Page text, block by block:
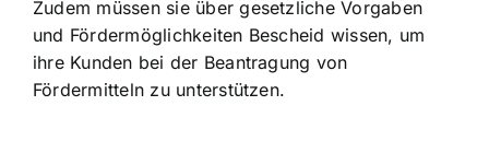
Zudem müssen sie über gesetzliche Vorgaben
und Fördermöglichkeiten Bescheid wissen, um
ihre Kunden bei der Beantragung von
Fördermitteln zu unterstützen.